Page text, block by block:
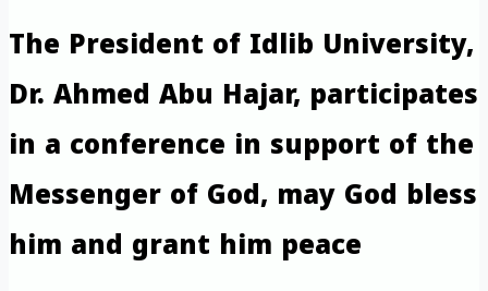
The President of Idlib University,
Dr. Ahmed Abu Hajar, participates
in a conference in support of the
Messenger of God, may God bless
him and grant him peace